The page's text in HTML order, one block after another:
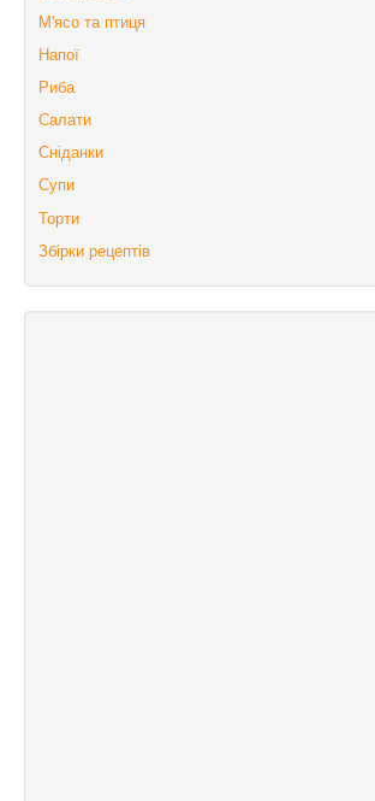
М'ясо та птиця
Напої
Риба
Салати
Сніданки
Супи
Торти
Збірки рецептів